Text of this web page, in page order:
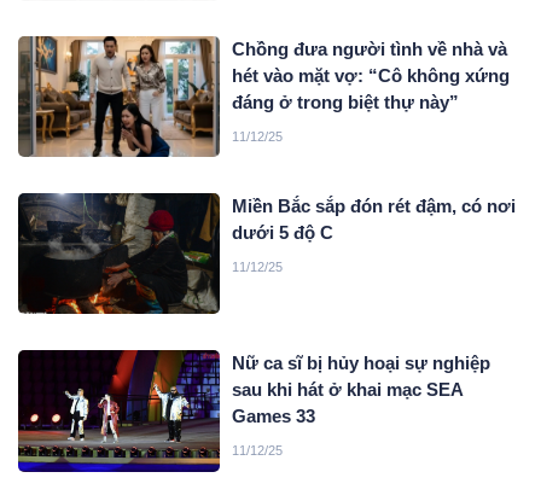
Chồng đưa người tình về nhà và
hét vào mặt vợ: “Cô không xứng
đáng ở trong biệt thự này”
11/12/25
Miền Bắc sắp đón rét đậm, có nơi
dưới 5 độ C
11/12/25
Nữ ca sĩ bị hủy hoại sự nghiệp
sau khi hát ở khai mạc SEA
Games 33
11/12/25